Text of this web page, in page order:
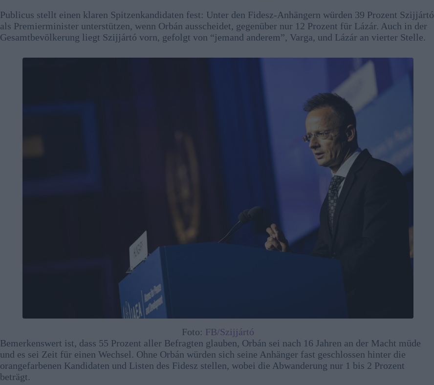
Publicus stellt einen klaren Spitzenkandidaten fest: Unter den Fidesz-Anhängern würden 39 Prozent Szijjártó
als Premierminister unterstützen, wenn Orbán ausscheidet, gegenüber nur 12 Prozent für Lázár. Auch in der
Gesamtbevölkerung liegt Szijjártó vorn, gefolgt von “jemand anderem”, Varga, und Lázár an vierter Stelle.
Foto: FB/Szijjártó
Bemerkenswert ist, dass 55 Prozent aller Befragten glauben, Orbán sei nach 16 Jahren an der Macht müde
und es sei Zeit für einen Wechsel. Ohne Orbán würden sich seine Anhänger fast geschlossen hinter die
orangefarbenen Kandidaten und Listen des Fidesz stellen, wobei die Abwanderung nur 1 bis 2 Prozent
beträgt.